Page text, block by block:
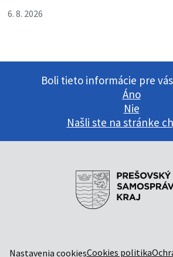
6. 8. 2026
Boli tieto informácie pre
Áno
Nie
Našli ste na stránke
Nastavenia cookiesCookies politika